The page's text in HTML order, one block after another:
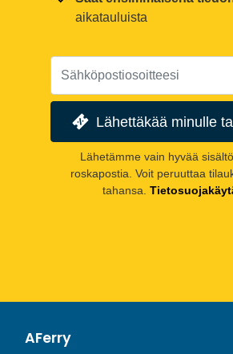
aikatauluista
Lähettäkää minulle
Lähetämme vain hyvää
roskapostia. Voit peruuttaa
tahansa.
AFerry